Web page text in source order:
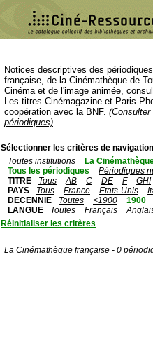
Notices descriptives des
française, de la Cinémathèque de
Cinéma et de l'image animée,
Les titres Cinémagazine et Paris-
coopération avec la BNF.
périodiques)
Sélectionner les critères de
Toutes institutions
La
Tous les périodiques
Périodiques
TITRE
Tous AB C DE F
GHI
PAYS
Tous France Etats-Unis
DECENNIE
Toutes <1900
1900
LANGUE
Toutes Français
Réinitialiser les critères
La Cinémathèque française - 0